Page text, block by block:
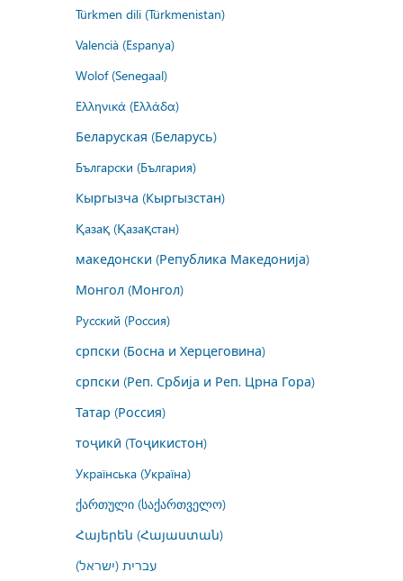
Türkmen dili (Türkmenistan)
Valencià (Espanya)
Wolof (Senegaal)
Ελληνικά (Ελλάδα)
Беларуская (Беларусь)
Български (България)
Кыргызча (Кыргызстан)
Қазақ (Қазақстан)
македонски (Република Македонија)
Монгол (Монгол)
Русский (Россия)
српски (Босна и Херцеговина)
српски (Реп. Србија и Реп. Црна Гора)
Татар (Россия)
тоҷикӣ (Тоҷикистон)
Українська (Україна)
ქართული (საქართველო)
Հայերեն (Հայաստան)
עברית (ישראל)